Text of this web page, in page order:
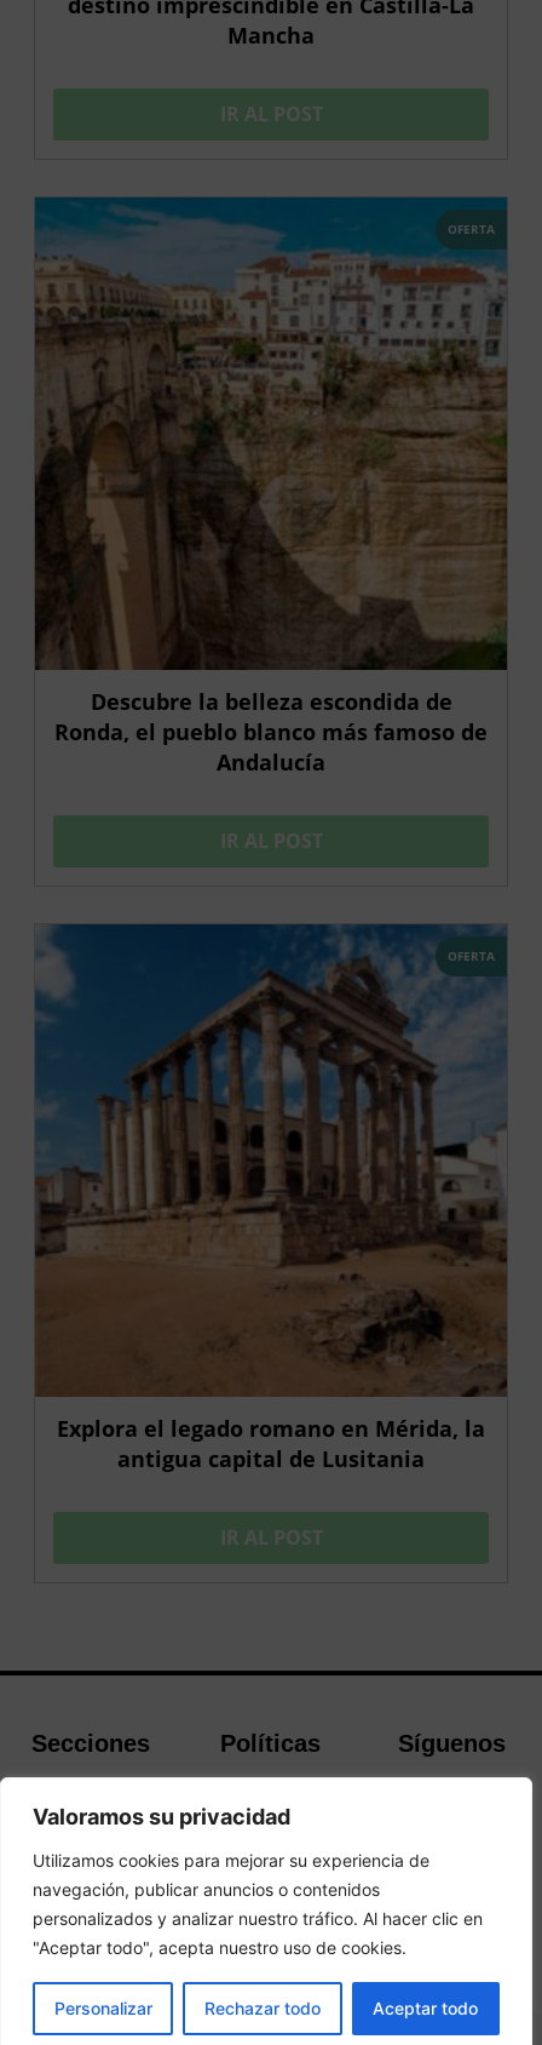
Valoramos su privacidad
Utilizamos cookies para mejorar su experiencia de
navegación, publicar anuncios o contenidos
personalizados y analizar nuestro tráfico. Al hacer clic en
"Aceptar todo", acepta nuestro uso de cookies.
Personalizar Rechazar todo Aceptar todo
PRENOTA
Mancha
IR AL POST
OFERTA
Descubre la belleza escondida de
Ronda, el pueblo blanco más famoso de
Andalucía
IR AL POST
OFERTA
Explora el legado romano en Mérida, la
antigua capital de Lusitania
IR AL POST
Secciones
Buscador de
Guías de Viajes
Políticas
cookies
Política de
Privacidad
Síguenos
© 2026 Guias y Viajes. Todos los derechos reservados.